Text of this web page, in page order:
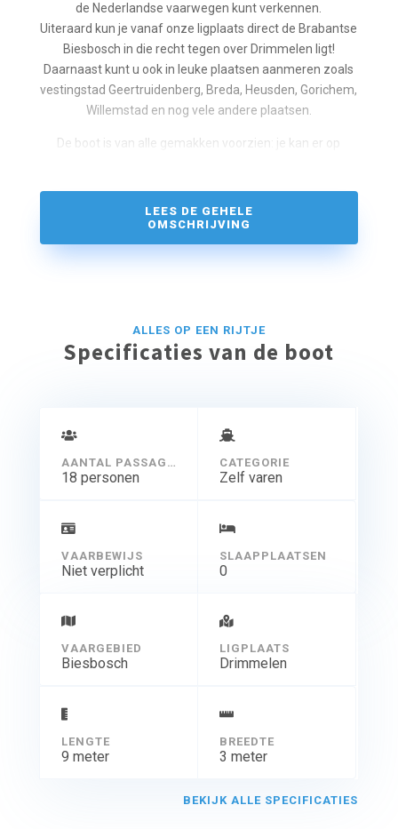
de Nederlandse vaarwegen kunt verkennen.
Uiteraard kun je vanaf onze ligplaats direct de Brabantse
Biesbosch in die recht tegen over Drimmelen ligt!
Daarnaast kunt u ook in leuke plaatsen aanmeren zoals
vestingstad Geertruidenberg, Breda, Heusden, Gorichem,
Willemstad en nog vele andere plaatsen.
De boot is van alle gemakken voorzien: je kan er op
deze luxe polyester motorboot en ga erop uit!
LEES DE GEHELE
OMSCHRIJVING
ALLES OP EEN RIJTJE
Specificaties van de boot
AANTAL PASSAGIERS
18 personen
CATEGORIE
Zelf varen
VAARBEWIJS
Niet verplicht
SLAAPPLAATSEN
0
VAARGEBIED
Biesbosch
LIGPLAATS
Drimmelen
LENGTE
9 meter
BREEDTE
3 meter
BEKIJK ALLE SPECIFICATIES